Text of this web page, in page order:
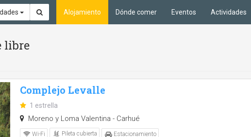
Alojamiento Dónde comer Eventos Actividades
libre
Complejo Levalle
1 estrella
Moreno y Loma Valentina - Carhué
Wi-Fi Pileta cubierta Estacionamiento